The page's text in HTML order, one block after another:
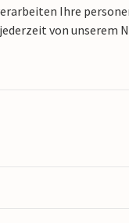
Ihre
von unserem